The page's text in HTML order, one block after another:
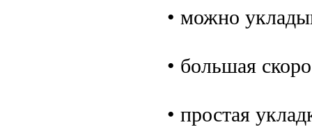
• можно
• большая
• простая